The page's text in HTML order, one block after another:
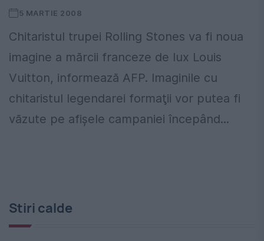
5 MARTIE 2008
Chitaristul trupei Rolling Stones va fi noua
imagine a mărcii franceze de lux Louis
Vuitton, informează AFP. Imaginile cu
chitaristul legendarei formaţii vor putea fi
văzute pe afişele campaniei începând...
Stiri calde